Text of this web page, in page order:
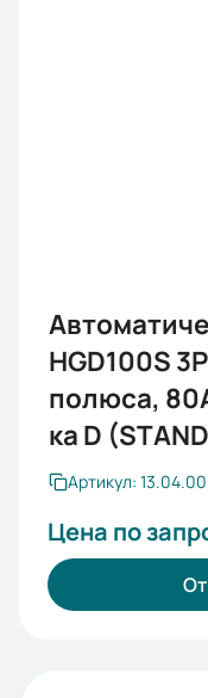
HGD100S
полюса,
ка D
Артикул:
Цена по